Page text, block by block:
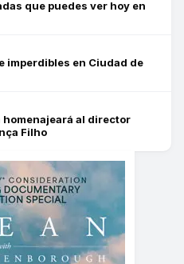
que puedes ver hoy en
imperdibles en Ciudad de
homenajeará al director
Filho